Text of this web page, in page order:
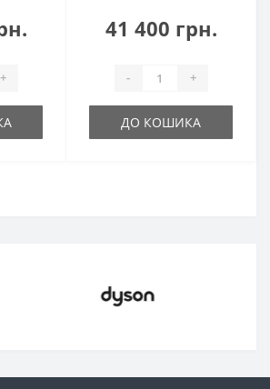
+
41 400 грн.
- +
ДО КОШИКА